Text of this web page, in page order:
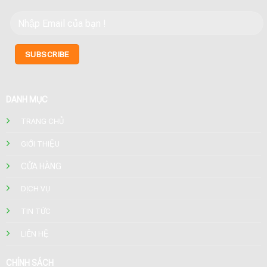
DANH MỤC
TRANG CHỦ
GIỚI THIỆU
CỬA HÀNG
DỊCH VỤ
TIN TỨC
LIÊN HỆ
CHÍNH SÁCH